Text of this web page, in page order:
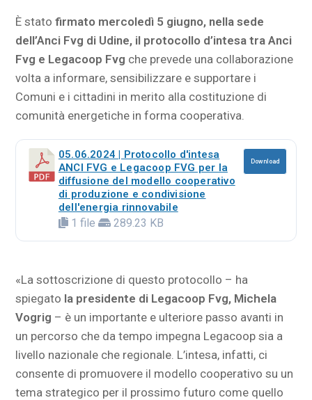
È statofirmato mercoledì 5 giugno, nella sede
dell’Anci Fvg di Udine, il protocollo d’intesa tra Anci
Fvg e Legacoop Fvg che prevede una collaborazione
volta a informare, sensibilizzare e supportare i
Comuni e i cittadini in merito alla costituzione di
comunità energetiche in forma cooperativa.
05.06.2024 | Protocollo d'intesa
ANCI FVG e Legacoop FVG per la
diffusione del modello cooperativo
di produzione e condivisione
dell'energia rinnovabile
1 file 289.23 KB
Download
«La sottoscrizione di questo protocollo – ha
spiegato la presidente di Legacoop Fvg, Michela
Vogrig – è un importante e ulteriore passo avanti in
un percorso che da tempo impegna Legacoop sia a
livello nazionale che regionale. L’intesa, infatti, ci
consente di promuovere il modello cooperativo su un
tema strategico per il prossimo futuro come quello